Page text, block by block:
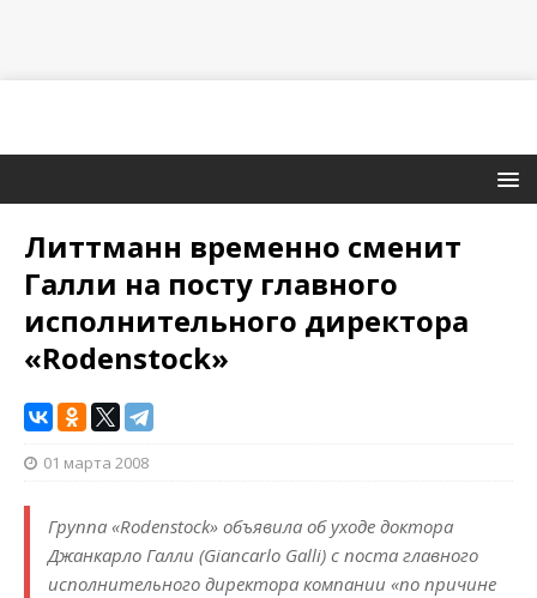
Литтманн временно сменит
Галли на посту главного
исполнительного директора
«Rodenstock»
01 марта 2008
Группа «Rodenstock» объявила об уходе доктора
Джанкарло Галли (Giancarlo Galli) с поста главного
исполнительного директора компании «по причине